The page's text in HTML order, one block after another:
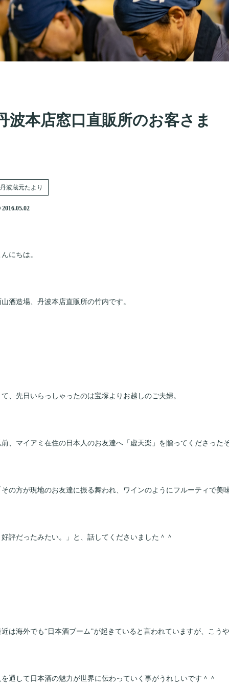
波本店窓口直販所のお客さま
丹波蔵元たより
2016.05.02
にちは。
山酒造場、丹波本店直販所の竹内です。
て、先日いらっしゃったのは宝塚よりお越しのご夫婦。
前、マイアミ在住の日本人のお友達へ「虚天楽」を贈ってくださったそ
その方が現地のお友達に振る舞われ、ワインのようにフルーティで美
好評だったみたい。」と、話してくださいました＾＾
近は海外でも“日本酒ブーム”が起きていると言われていますが、こう
を通して日本酒の魅力が世界に伝わっていく事がうれしいです＾＾